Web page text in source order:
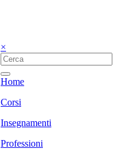
×
Home
Corsi
Insegnamenti
Professioni